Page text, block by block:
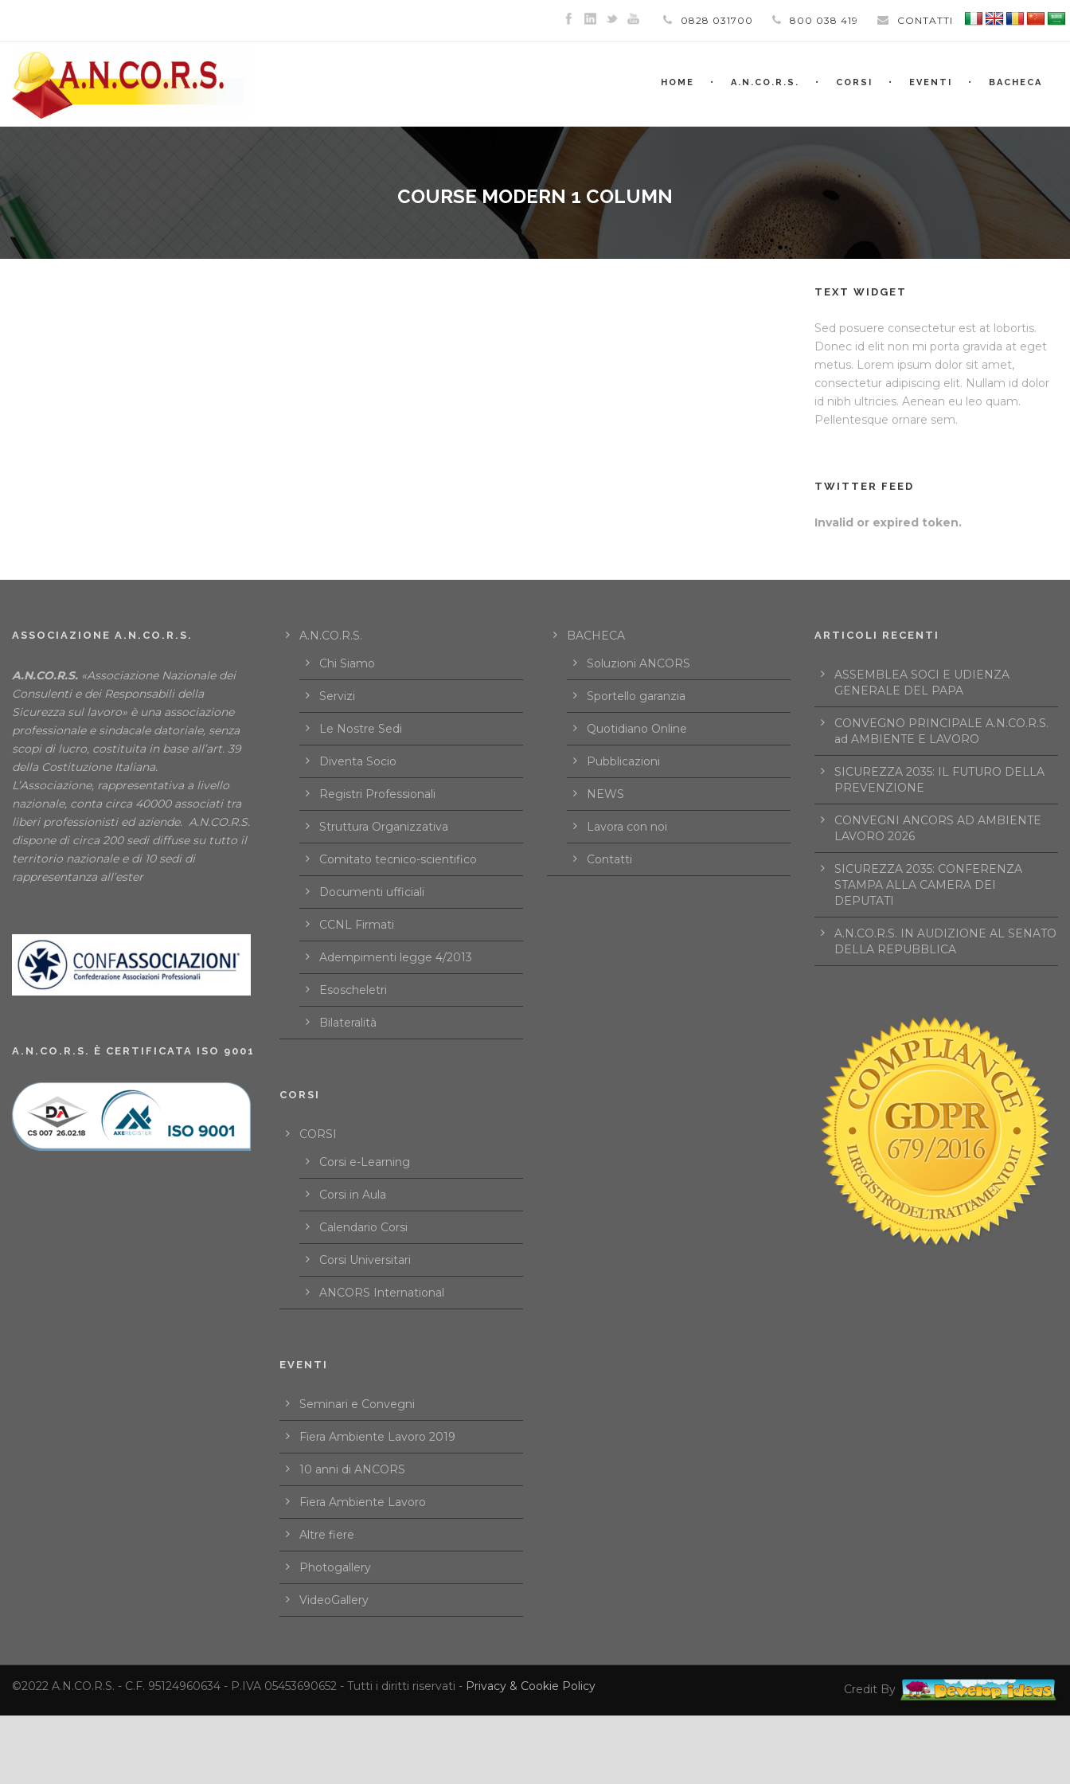
0828 031700 800 038 419 CONTATTI
HOME A.N.CO.R.S. CORSI EVENTI BACHECA
COURSE MODERN 1 COLUMN
TEXT WIDGET
Sed posuere consectetur est at lobortis.
Donec id elit non mi porta gravida at eget
metus. Lorem ipsum dolor sit amet,
consectetur adipiscing elit. Nullam id dolor
id nibh ultricies. Aenean eu leo quam.
Pellentesque ornare sem.
TWITTER FEED
Invalid or expired token.
ASSOCIAZIONE A.N.CO.R.S.
A.N.CO.R.S. «Associazione Nazionale dei
Consulenti e dei Responsabili della
Sicurezza sul lavoro» è una associazione
professionale e sindacale datoriale, senza
scopi di lucro, costituita in base all’art. 39
della Costituzione Italiana.
L’Associazione, rappresentativa a livello
nazionale, conta circa 40000 associati tra
liberi professionisti ed aziende. A.N.CO.R.S.
dispone di circa 200 sedi diffuse su tutto il
territorio nazionale e di 10 sedi di
rappresentanza all’ester
A.N.CO.R.S. È CERTIFICATA ISO 9001
A.N.CO.R.S.
Chi Siamo
Servizi
Le Nostre Sedi
Diventa Socio
Registri Professionali
Struttura Organizzativa
Comitato tecnico-scientifico
Documenti ufficiali
CCNL Firmati
Adempimenti legge 4/2013
Esoscheletri
Bilateralità
CORSI
CORSI
Corsi e-Learning
Corsi in Aula
Calendario Corsi
Corsi Universitari
ANCORS International
EVENTI
Seminari e Convegni
Fiera Ambiente Lavoro 2019
10 anni di ANCORS
Fiera Ambiente Lavoro
Altre fiere
Photogallery
VideoGallery
BACHECA
Soluzioni ANCORS
Sportello garanzia
Quotidiano Online
Pubblicazioni
NEWS
Lavora con noi
Contatti
ARTICOLI RECENTI
ASSEMBLEA SOCI E UDIENZA
GENERALE DEL PAPA
CONVEGNO PRINCIPALE A.N.CO.R.S.
ad AMBIENTE E LAVORO
SICUREZZA 2035: IL FUTURO DELLA
PREVENZIONE
CONVEGNI ANCORS AD AMBIENTE
LAVORO 2026
SICUREZZA 2035: CONFERENZA
STAMPA ALLA CAMERA DEI
DEPUTATI
A.N.CO.R.S. IN AUDIZIONE AL SENATO
DELLA REPUBBLICA
©2022 A.N.CO.R.S. - C.F. 95124960634 - P.IVA 05453690652 - Tutti i diritti riservati - Privacy & Cookie Policy Credit By